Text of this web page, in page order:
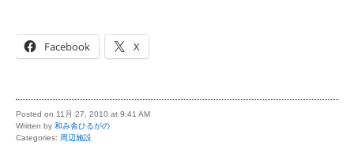
Facebook X
Posted on 11月 27, 2010 at 9:41 AM
Written by 和み舎ひるがの
Categories: 周辺施設